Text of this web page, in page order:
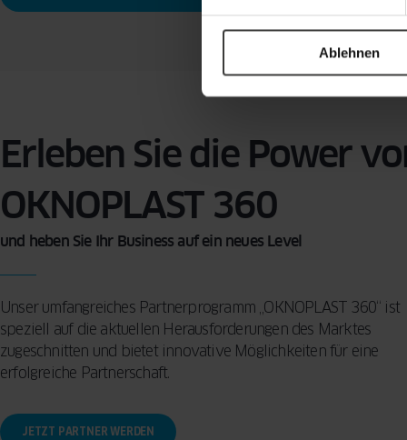
Ablehnen
Erleben Sie die Power
OKNOPLAST 360
und heben Sie Ihr Business auf ein neues Level
Unser umfangreiches Partnerprogramm „OKNOPLAST 360“ ist
speziell auf die aktuellen Herausforderungen des Marktes
zugeschnitten und bietet innovative Möglichkeiten für eine
erfolgreiche Partnerschaft.
JETZT PARTNER WERDEN